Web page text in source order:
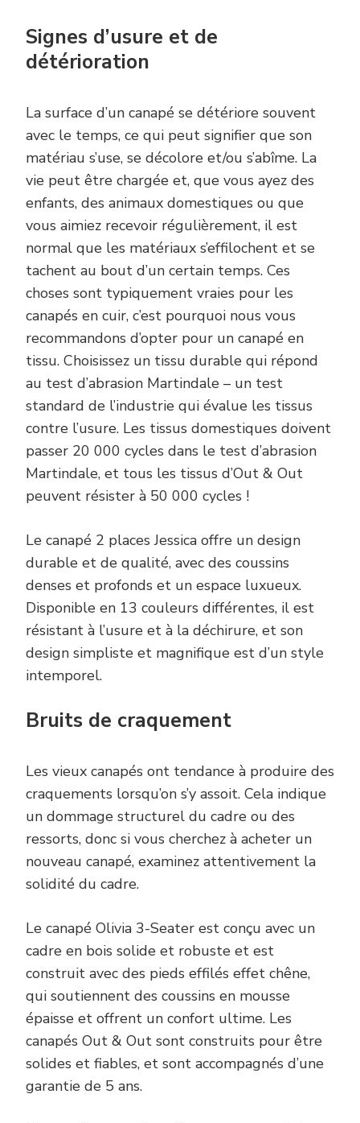
Signes d’usure et de
détérioration
La surface d’un canapé se détériore souvent
avec le temps, ce qui peut signifier que son
matériau s’use, se décolore et/ou s’abîme. La
vie peut être chargée et, que vous ayez des
enfants, des animaux domestiques ou que
vous aimiez recevoir régulièrement, il est
normal que les matériaux s’effilochent et se
tachent au bout d’un certain temps. Ces
choses sont typiquement vraies pour les
canapés en cuir, c’est pourquoi nous vous
recommandons d’opter pour un canapé en
tissu. Choisissez un tissu durable qui répond
au test d’abrasion Martindale – un test
standard de l’industrie qui évalue les tissus
contre l’usure. Les tissus domestiques doivent
passer 20 000 cycles dans le test d’abrasion
Martindale, et tous les tissus d’Out & Out
peuvent résister à 50 000 cycles !
Le canapé 2 places Jessica offre un design
durable et de qualité, avec des coussins
denses et profonds et un espace luxueux.
Disponible en 13 couleurs différentes, il est
résistant à l’usure et à la déchirure, et son
design simpliste et magnifique est d’un style
intemporel.
Bruits de craquement
Les vieux canapés ont tendance à produire des
craquements lorsqu’on s’y assoit. Cela indique
un dommage structurel du cadre ou des
ressorts, donc si vous cherchez à acheter un
nouveau canapé, examinez attentivement la
solidité du cadre.
Le canapé Olivia 3-Seater est conçu avec un
cadre en bois solide et robuste et est
construit avec des pieds effilés effet chêne,
qui soutiennent des coussins en mousse
épaisse et offrent un confort ultime. Les
canapés Out & Out sont construits pour être
solides et fiables, et sont accompagnés d’une
garantie de 5 ans.